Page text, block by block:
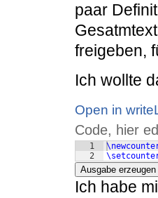
paar
freigeben,
Ich wollte
Open in
Code, hier
1
2
Ausgabe erzeugen
Ich habe